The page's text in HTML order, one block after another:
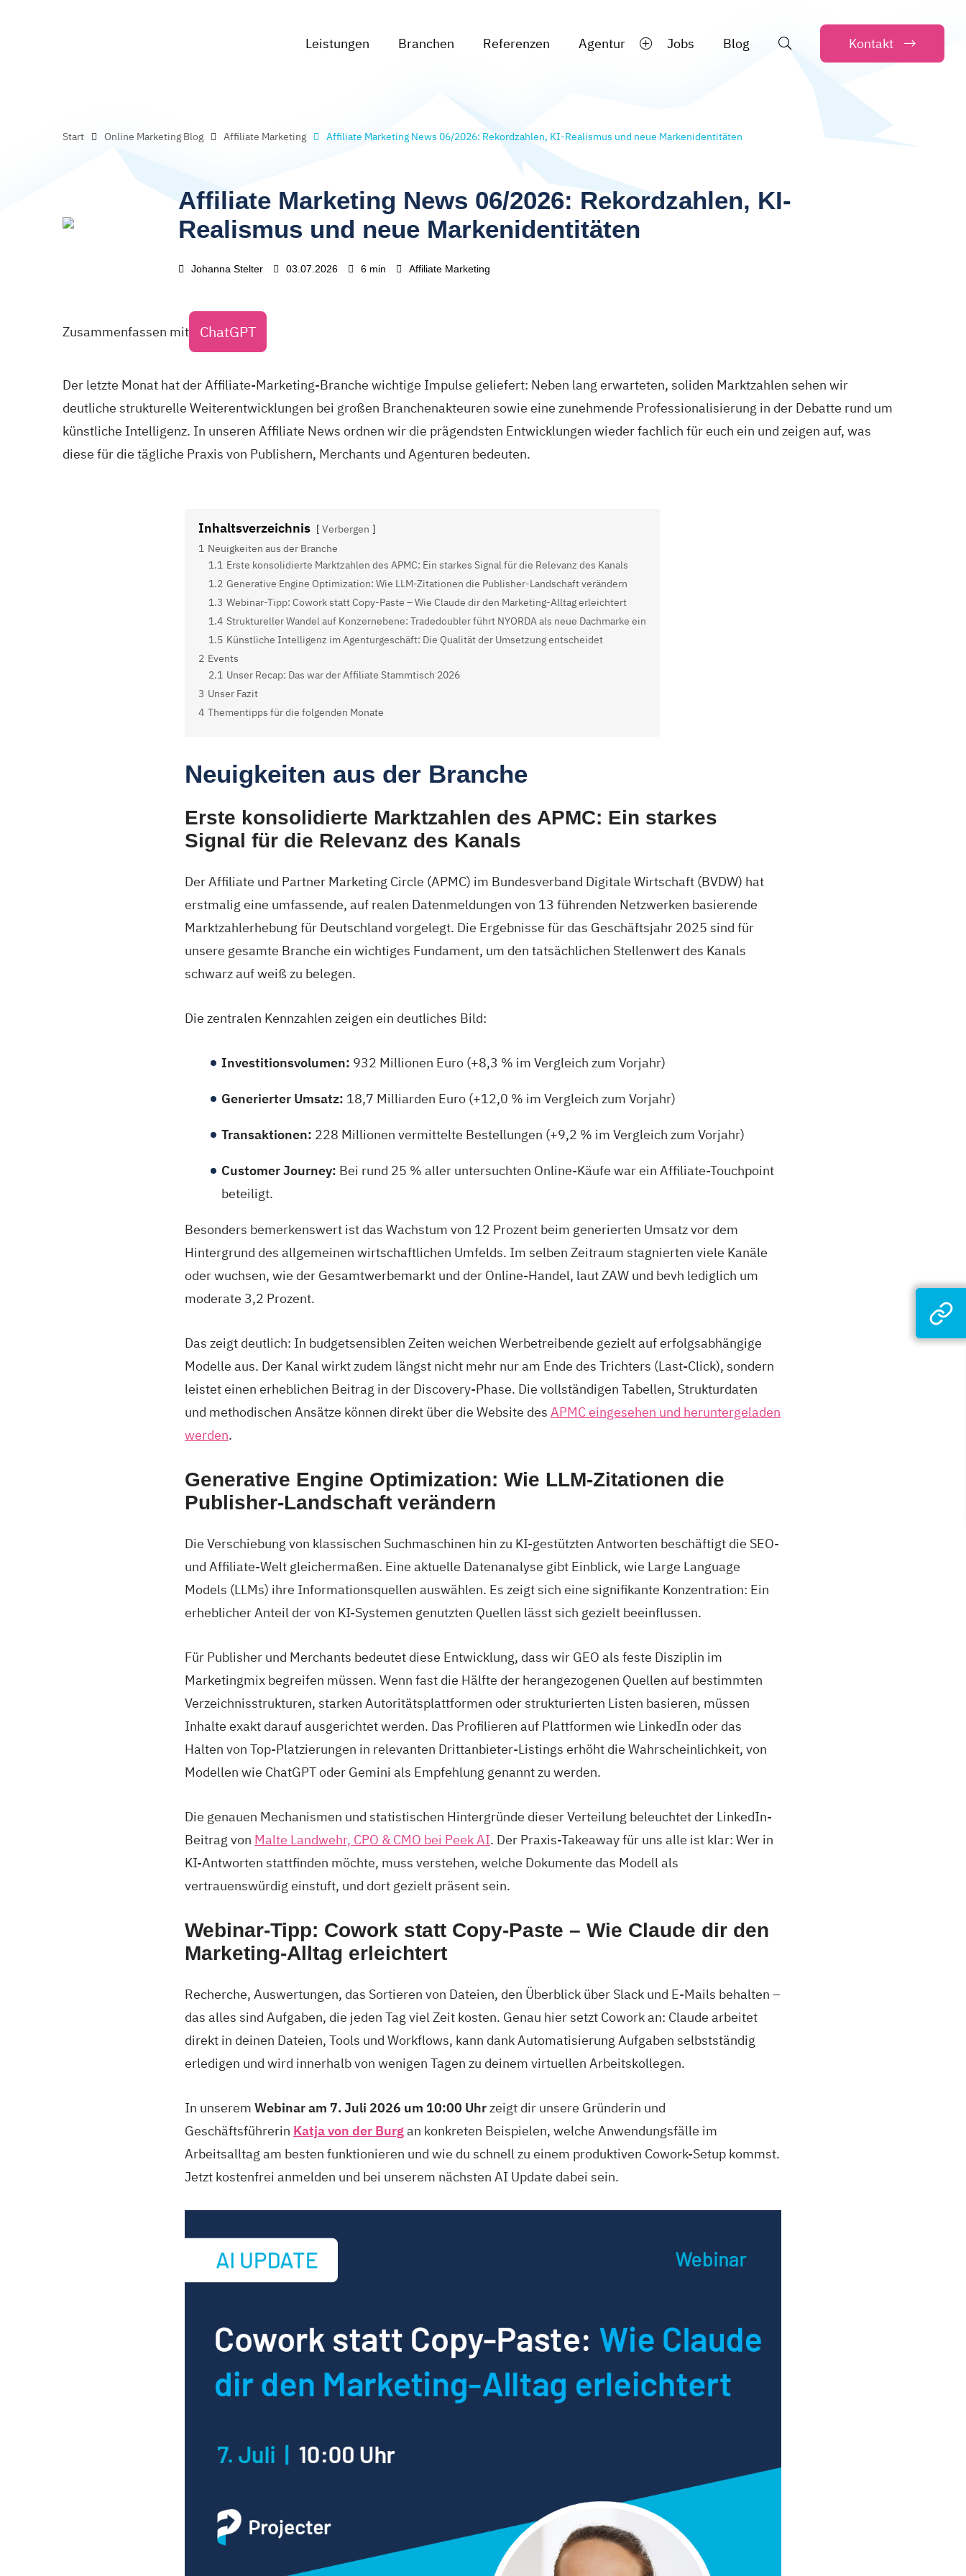
Leistungen Branchen Referenzen Agentur Jobs Blog Kontakt
Start Online Marketing Blog Affiliate Marketing Affiliate Marketing News 06/2026: Rekordzahlen, KI-Realismus und neue Markenidentitäten
Affiliate Marketing News 06/2026: Rekordzahlen, KI-
Realismus und neue Markenidentitäten
Johanna Stelter 03.07.2026 6 min Affiliate Marketing
Zusammenfassen mit ChatGPT
Der letzte Monat hat der Affiliate-Marketing-Branche wichtige Impulse geliefert: Neben lang erwarteten, soliden Marktzahlen sehen wir
deutliche strukturelle Weiterentwicklungen bei großen Branchenakteuren sowie eine zunehmende Professionalisierung in der Debatte rund um
künstliche Intelligenz. In unseren Affiliate News ordnen wir die prägendsten Entwicklungen wieder fachlich für euch ein und zeigen auf, was
diese für die tägliche Praxis von Publishern, Merchants und Agenturen bedeuten.
Inhaltsverzeichnis
Verbergen
1 Neuigkeiten aus der Branche
1.1 Erste konsolidierte Marktzahlen des APMC: Ein starkes Signal für die Relevanz des Kanals
1.2 Generative Engine Optimization: Wie LLM-Zitationen die Publisher-Landschaft verändern
1.3 Webinar-Tipp: Cowork statt Copy-Paste – Wie Claude dir den Marketing-Alltag erleichtert
1.4 Struktureller Wandel auf Konzernebene: Tradedoubler führt NYORDA als neue Dachmarke ein
1.5 Künstliche Intelligenz im Agenturgeschäft: Die Qualität der Umsetzung entscheidet
2 Events
2.1 Unser Recap: Das war der Affiliate Stammtisch 2026
3 Unser Fazit
4 Thementipps für die folgenden Monate
Neuigkeiten aus der Branche
Erste konsolidierte Marktzahlen des APMC: Ein starkes
Signal für die Relevanz des Kanals
Der Affiliate und Partner Marketing Circle (APMC) im Bundesverband Digitale Wirtschaft (BVDW) hat
erstmalig eine umfassende, auf realen Datenmeldungen von 13 führenden Netzwerken basierende
Marktzahlerhebung für Deutschland vorgelegt. Die Ergebnisse für das Geschäftsjahr 2025 sind für
unsere gesamte Branche ein wichtiges Fundament, um den tatsächlichen Stellenwert des Kanals
schwarz auf weiß zu belegen.
Die zentralen Kennzahlen zeigen ein deutliches Bild:
Investitionsvolumen: 932 Millionen Euro (+8,3 % im Vergleich zum Vorjahr)
Generierter Umsatz: 18,7 Milliarden Euro (+12,0 % im Vergleich zum Vorjahr)
Transaktionen: 228 Millionen vermittelte Bestellungen (+9,2 % im Vergleich zum Vorjahr)
Customer Journey: Bei rund 25 % aller untersuchten Online-Käufe war ein Affiliate-Touchpoint
beteiligt.
Besonders bemerkenswert ist das Wachstum von 12 Prozent beim generierten Umsatz vor dem
Hintergrund des allgemeinen wirtschaftlichen Umfelds. Im selben Zeitraum stagnierten viele Kanäle
oder wuchsen, wie der Gesamtwerbemarkt und der Online-Handel, laut ZAW und bevh lediglich um
moderate 3,2 Prozent.
Das zeigt deutlich: In budgetsensiblen Zeiten weichen Werbetreibende gezielt auf erfolgsabhängige
Modelle aus. Der Kanal wirkt zudem längst nicht mehr nur am Ende des Trichters (Last-Click), sondern
leistet einen erheblichen Beitrag in der Discovery-Phase. Die vollständigen Tabellen, Strukturdaten
und methodischen Ansätze können direkt über die Website des APMC eingesehen und heruntergeladen
werden.
Generative Engine Optimization: Wie LLM-Zitationen die
Publisher-Landschaft verändern
Die Verschiebung von klassischen Suchmaschinen hin zu KI-gestützten Antworten beschäftigt die SEO-
und Affiliate-Welt gleichermaßen. Eine aktuelle Datenanalyse gibt Einblick, wie Large Language
Models (LLMs) ihre Informationsquellen auswählen. Es zeigt sich eine signifikante Konzentration: Ein
erheblicher Anteil der von KI-Systemen genutzten Quellen lässt sich gezielt beeinflussen.
Für Publisher und Merchants bedeutet diese Entwicklung, dass wir GEO als feste Disziplin im
Marketingmix begreifen müssen. Wenn fast die Hälfte der herangezogenen Quellen auf bestimmten
Verzeichnisstrukturen, starken Autoritätsplattformen oder strukturierten Listen basieren, müssen
Inhalte exakt darauf ausgerichtet werden. Das Profilieren auf Plattformen wie LinkedIn oder das
Halten von Top-Platzierungen in relevanten Drittanbieter-Listings erhöht die Wahrscheinlichkeit, von
Modellen wie ChatGPT oder Gemini als Empfehlung genannt zu werden.
Die genauen Mechanismen und statistischen Hintergründe dieser Verteilung beleuchtet der LinkedIn-
Beitrag von Malte Landwehr, CPO & CMO bei Peek AI. Der Praxis-Takeaway für uns alle ist klar: Wer in
KI-Antworten stattfinden möchte, muss verstehen, welche Dokumente das Modell als
vertrauenswürdig einstuft, und dort gezielt präsent sein.
Webinar-Tipp: Cowork statt Copy-Paste – Wie Claude dir den
Marketing-Alltag erleichtert
Recherche, Auswertungen, das Sortieren von Dateien, den Überblick über Slack und E-Mails behalten –
das alles sind Aufgaben, die jeden Tag viel Zeit kosten. Genau hier setzt Cowork an: Claude arbeitet
direkt in deinen Dateien, Tools und Workflows, kann dank Automatisierung Aufgaben selbstständig
erledigen und wird innerhalb von wenigen Tagen zu deinem virtuellen Arbeitskollegen.
In unserem Webinar am 7. Juli 2026 um 10:00 Uhrzeigt dir unsere Gründerin und
Geschäftsführerin Katja von der Burgan konkreten Beispielen, welche Anwendungsfälle im
Arbeitsalltag am besten funktionieren und wie du schnell zu einem produktiven Cowork-Setup kommst.
Jetzt kostenfrei anmelden und bei unserem nächsten AI Update dabei sein.